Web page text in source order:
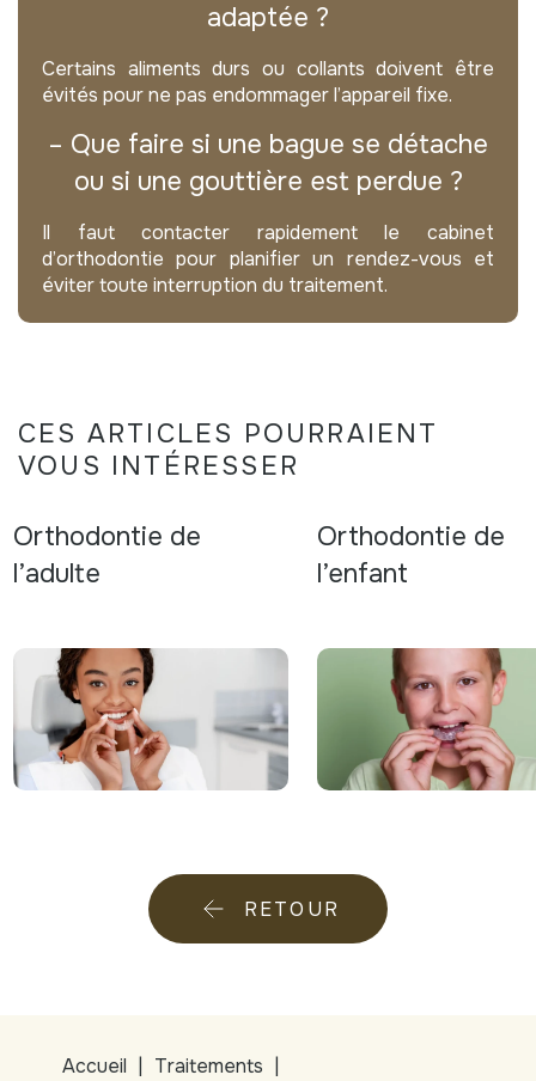
adaptée ?
Certains aliments durs ou collants doivent être
évités pour ne pas endommager l’appareil fixe.
– Que faire si une bague se détache
ou si une gouttière est perdue ?
Il faut contacter rapidement le cabinet
d’orthodontie pour planifier un rendez-vous et
éviter toute interruption du traitement.
CES ARTICLES POURRAIENT
VOUS INTÉRESSER
Orthodontie de
l’adulte
Orthodontie de
l’enfant
RETOUR
Accueil
Traitements